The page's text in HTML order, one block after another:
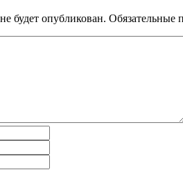
будет опубликован. Обязательные